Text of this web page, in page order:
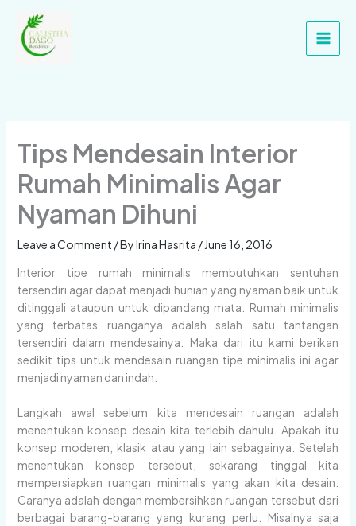
content
Tips Mendesain Interior
Rumah Minimalis Agar
Nyaman Dihuni
Leave a Comment / ByIrina Hasrita /June 16, 2016
Interior tipe rumah minimalis membutuhkan sentuhan
tersendiri agar dapat menjadi hunian yang nyaman baik untuk
ditinggali ataupun untuk dipandang mata. Rumah minimalis
yang terbatas ruanganya adalah salah satu tantangan
tersendiri dalam mendesainya. Maka dari itu kami berikan
sedikit tips untuk mendesain ruangan tipe minimalis ini agar
menjadi nyaman dan indah.
Langkah awal sebelum kita mendesain ruangan adalah
menentukan konsep desain kita terlebih dahulu. Apakah itu
konsep moderen, klasik atau yang lain sebagainya. Setelah
menentukan konsep tersebut, sekarang tinggal kita
mempersiapkan ruangan minimalis yang akan kita desain.
Caranya adalah dengan membersihkan ruangan tersebut dari
berbagai barang-barang yang kurang perlu. Misalnya saja